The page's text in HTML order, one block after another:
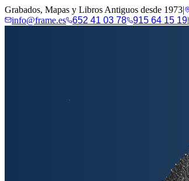
Grabados, Mapas y Libros Antiguos desde 1973|
info@frame.es
652 41 03 78 915 64 15 19|